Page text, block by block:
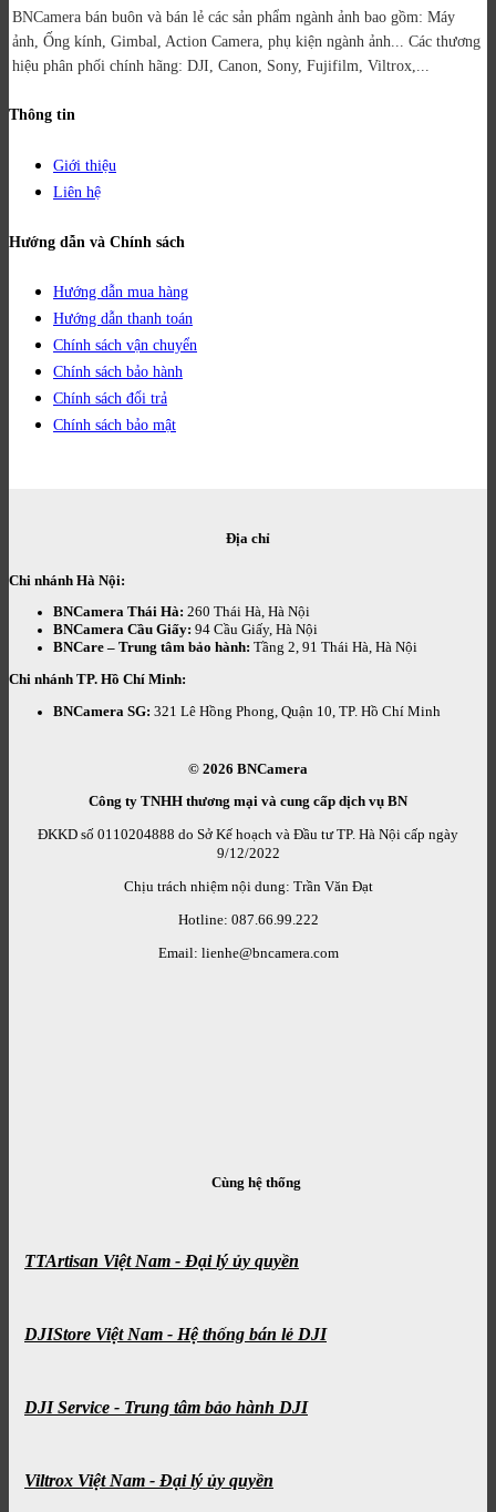
BNCamera bán buôn và bán lẻ các sản phẩm ngành ảnh bao gồm: Máy
ảnh, Ống kính, Gimbal, Action Camera, phụ kiện ngành ảnh...
Các thương
hiệu phân phối chính hãng: DJI, Canon, Sony, Fujifilm, Viltrox,...
Thông tin
Giới thiệu
Liên hệ
Hướng dẫn và Chính sách
Hướng dẫn mua hàng
Hướng dẫn thanh toán
Chính sách vận chuyển
Chính sách bảo hành
Chính sách đổi trả
Chính sách bảo mật
Địa chỉ
Chi nhánh Hà Nội:
BNCamera Thái Hà: 260 Thái Hà, Hà Nội
BNCamera Cầu Giấy: 94 Cầu Giấy, Hà Nội
BNCare – Trung tâm bảo hành: Tầng 2, 91 Thái Hà, Hà Nội
Chi nhánh TP. Hồ Chí Minh:
BNCamera SG: 321 Lê Hồng Phong, Quận 10, TP. Hồ Chí Minh
© 2026 BNCamera
Công ty TNHH thương mại và cung cấp dịch vụ BN
ĐKKD số 0110204888 do Sở Kế hoạch và Đầu tư TP. Hà Nội cấp ngày
9/12/2022
Chịu trách nhiệm nội dung: Trần Văn Đạt
Hotline: 087.66.99.222
Email: lienhe@bncamera.com
Cùng hệ thống
TTArtisan Việt Nam - Đại lý ủy quyền
DJIStore Việt Nam - Hệ thống bán lẻ DJI
DJI Service - Trung tâm bảo hành DJI
Viltrox Việt Nam - Đại lý ủy quyền